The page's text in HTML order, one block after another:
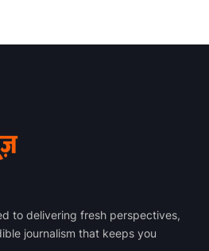
to delivering fresh perspectives,
journalism that keeps you